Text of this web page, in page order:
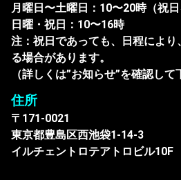
月曜日〜土曜日：10〜20時（祝日
日曜・祝日：10〜16時
注：祝日であっても、日程によ
る場合があります。
（詳しくは”お知らせ”を確認して
住所
〒171-0021
東京都豊島区西池袋1-14-3
イルチェントロテアトロビル10F